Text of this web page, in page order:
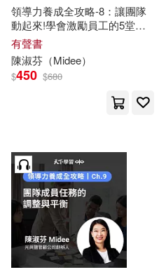
領導力養成全攻略-8：讓團隊
動起來!學會激勵員工的5堂課
(有聲書)
有聲書
陳淑芬 （Midee）
$450 $680